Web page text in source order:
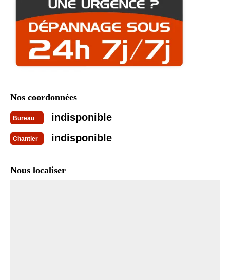
Nos coordonnées
Bureau indisponible
Chantier indisponible
Nous localiser